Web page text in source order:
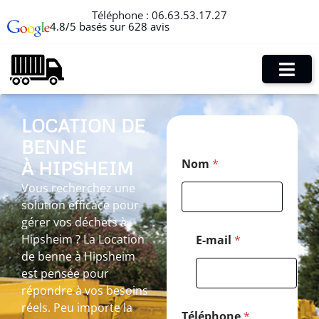
Téléphone : 06.63.53.17.27
4.8/5 basés sur 628 avis
LOCATION DE
BENNE
À HIPSHEIM
Vous recherchez une
solution efficace pour
gérer vos déchets à
Hipsheim ? La Location
de benne à Hipsheim
est pensée pour
répondre à vos besoins
réels. Peu importe la
Nom *
é
é
E-mail *